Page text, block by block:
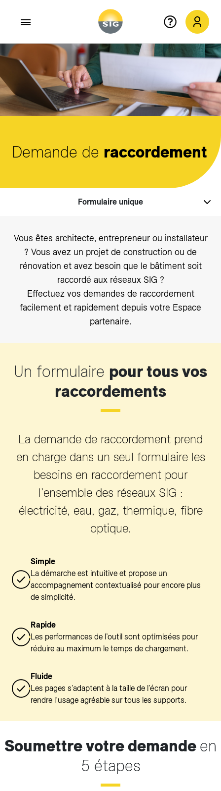
Aller au contenu principal
Demande de raccordement
Formulaire unique
Vous êtes architecte, entrepreneur ou installateur
? Vous avez un projet de construction ou de
rénovation et avez besoin que le bâtiment soit
raccordé aux réseaux SIG ?
Effectuez vos demandes de raccordement
facilement et rapidement depuis votre Espace
partenaire.
Un formulaire pour tous vos
raccordements
La demande de raccordement prend
en charge dans un seul formulaire les
besoins en raccordement pour
l’ensemble des réseaux SIG :
électricité, eau, gaz, thermique, fibre
optique.
Simple
La démarche est intuitive et propose un
accompagnement contextualisé pour encore plus
de simplicité.
Rapide
Les performances de l’outil sont optimisées pour
réduire au maximum le temps de chargement.
Fluide
Les pages s’adaptent à la taille de l’écran pour
rendre l’usage agréable sur tous les supports.
Soumettre votre demande en
5 étapes